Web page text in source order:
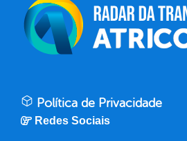
Política de Privacidade
Redes Sociais